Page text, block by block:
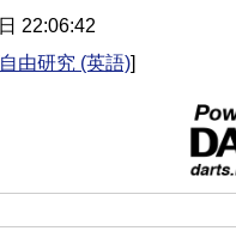
22:06:42
自由研究 (英語)]